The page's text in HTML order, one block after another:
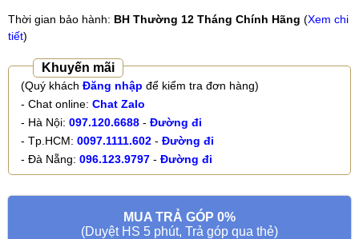
Thời gian bảo hành: BH Thường 12 Tháng Chính Hãng (Xem chi
tiết)
Khuyến mãi
(Quý khách Đăng nhập để kiểm tra đơn hàng)
- Chat online: Chat Zalo
- Hà Nội: 097.120.6688 - Đường đi
- Tp.HCM: 0097.1111.602 - Đường đi
- Đà Nẵng: 096.123.9797 - Đường đi
MUA TRẢ GÓP 0%
(Duyệt HS 5 phút, Trả góp qua thẻ)